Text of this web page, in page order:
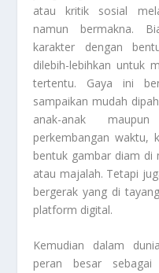
atau kritik sosial
namun bermakna.
karakter dengan
dilebih-lebihkan untuk
tertentu. Gaya ini
sampaikan mudah
anak-anak
perkembangan waktu,
bentuk gambar diam di
atau majalah. Tetapi
bergerak yang di
platform digital.
Kemudian dalam
peran besar sebagai